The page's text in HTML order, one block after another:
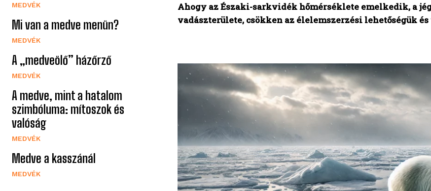
MEDVÉK
Mi van a medve menün?
MEDVÉK
A „medveölő” házőrző
MEDVÉK
A medve, mint a hatalom
szimbóluma: mítoszok és
valóság
MEDVÉK
Medve a kasszánál
MEDVÉK
Ahogy az Északi-sarkvidék hőmérséklete emelkedik, a
vadászterülete, csökken az élelemszerzési lehetőségük